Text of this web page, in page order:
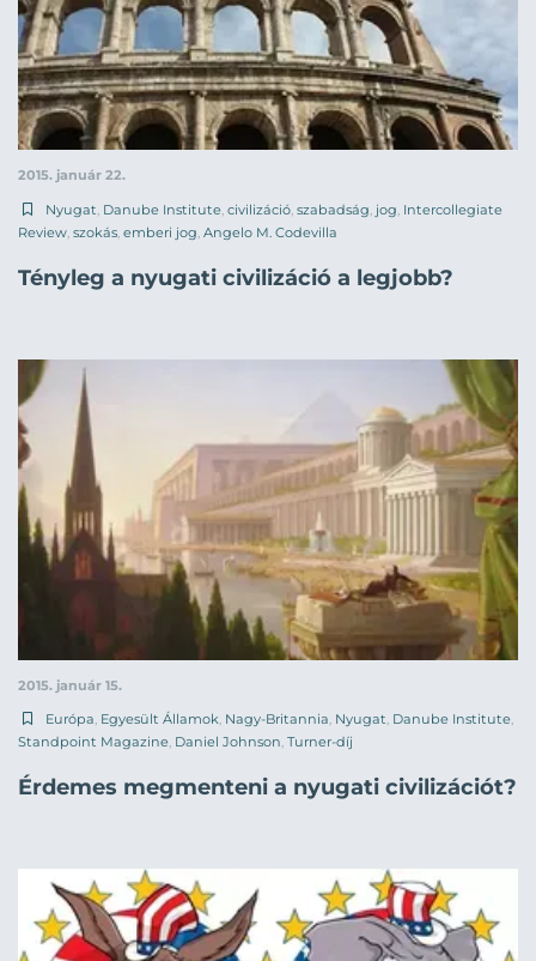
2015. január 22.
Nyugat Danube Institute civilizáció szabadság jog Intercollegiate
Review szokás emberi jog Angelo M. Codevilla
Tényleg a nyugati civilizáció a legjobb?
2015. január 15.
Európa Egyesült Államok Nagy-Britannia Nyugat Danube Institute
Standpoint Magazine Daniel Johnson Turner-díj
Érdemes megmenteni a nyugati civilizációt?